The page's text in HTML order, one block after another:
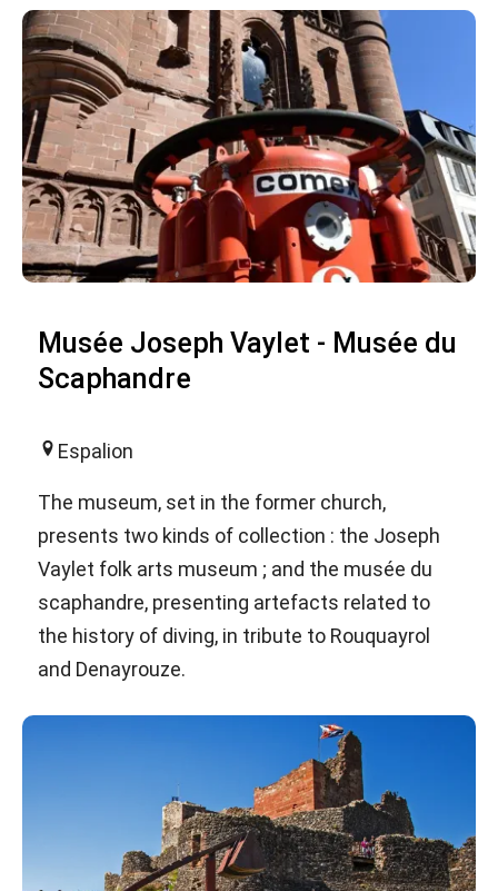
Musée Joseph Vaylet - Musée du
Scaphandre
Espalion
The museum, set in the former church,
presents two kinds of collection : the Joseph
Vaylet folk arts museum ; and the musée du
scaphandre, presenting artefacts related to
the history of diving, in tribute to Rouquayrol
and Denayrouze.